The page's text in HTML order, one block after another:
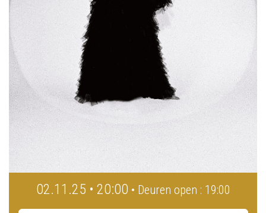
02.11.25 • 20:00 • Deuren open : 19:00